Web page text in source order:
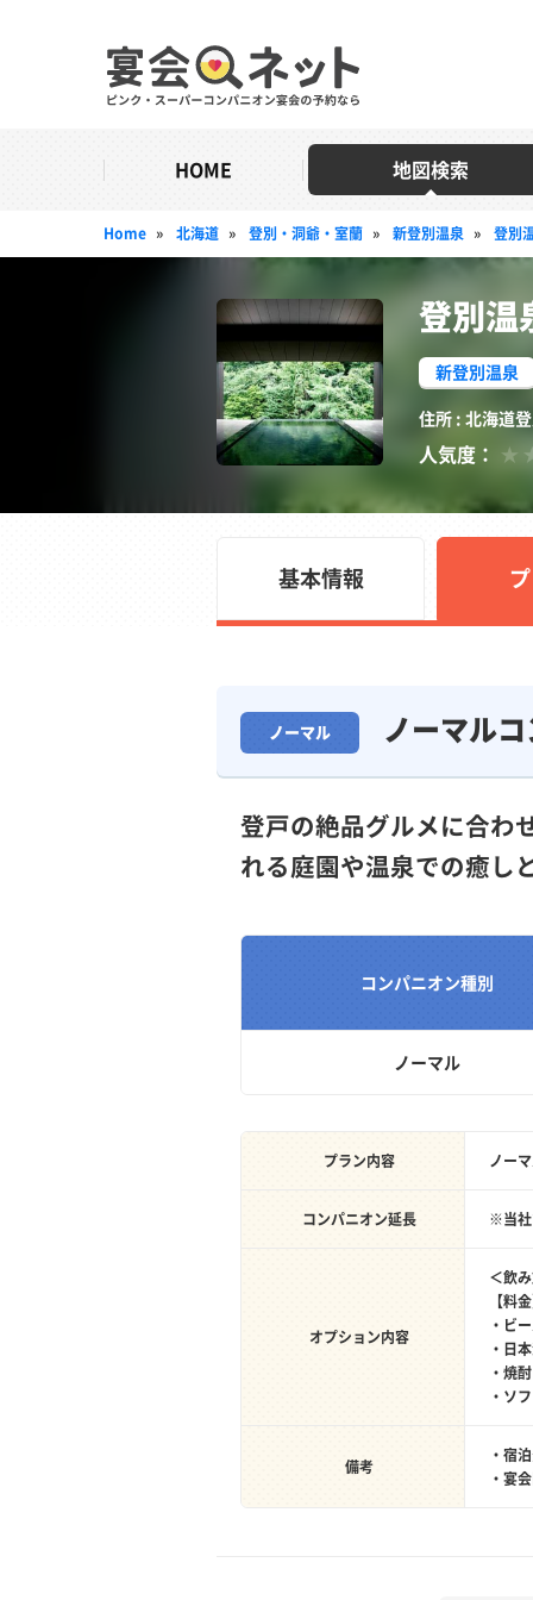
HOME 地図検索
Home » 北海道 » 登別・洞爺・室蘭 » 新登別温泉 » 登別
登別
新登別温泉
住所 : 北海道
人気度：
基本情報
ノーマル ノーマル
登戸の絶品グルメに合わ
れる庭園や温泉での癒し
コンパニオン種別
ノーマル
プラン内容 ノー
コンパニオン延長 ※当社
オプション内容
＜飲
【料
・ビ
・日
・焼
・ソ
備考
・宿
・宴